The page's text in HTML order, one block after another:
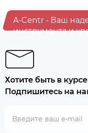
A-Centr - Ваш
инструмента и
Хотите быть в
Подпишитесь на